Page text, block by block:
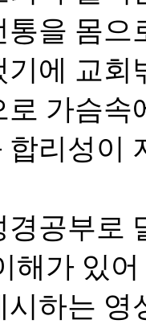
을 몸으
에 교
로 가슴
합리성이
경공부로
해가 있
시하는